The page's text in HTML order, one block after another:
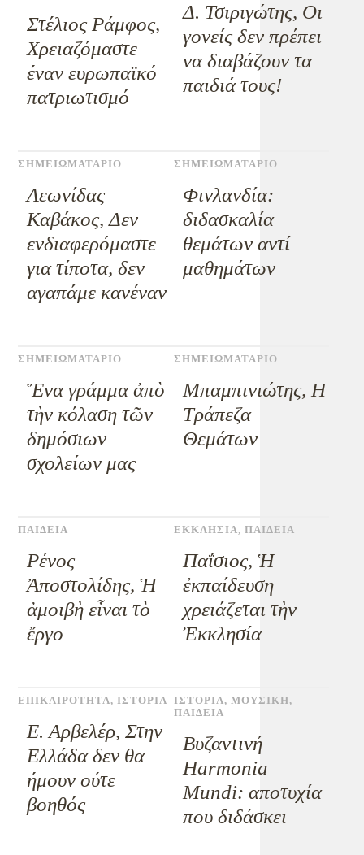
Στέλιος Ράμφος,
Χρειαζόμαστε
έναν ευρωπαϊκό
πατριωτισμό
Δ. Τσιριγώτης, Οι
γονείς δεν πρέπει
να διαβάζουν τα
παιδιά τους!
ΣΗΜΕΙΩΜΑΤΑΡΙΟ
Λεωνίδας
Καβάκος, Δεν
ενδιαφερόμαστε
για τίποτα, δεν
αγαπάμε κανέναν
ΣΗΜΕΙΩΜΑΤΑΡΙΟ
Φινλανδία:
διδασκαλία
θεμάτων αντί
μαθημάτων
ΣΗΜΕΙΩΜΑΤΑΡΙΟ
Ἕνα γράμμα ἀπὸ
τὴν κόλαση τῶν
δημόσιων
σχολείων μας
ΣΗΜΕΙΩΜΑΤΑΡΙΟ
Μπαμπινιώτης, Η
Τράπεζα
Θεμάτων
ΠΑΙΔΕΙΑ
Ρένος
Ἀποστολίδης, Ἡ
ἀμοιβὴ εἶναι τὸ
ἔργο
ΕΚΚΛΗΣΙΑ, ΠΑΙΔΕΙΑ
Παΐσιος, Ἡ
ἐκπαίδευση
χρειάζεται τὴν
Ἐκκλησία
ΕΠΙΚΑΙΡΟΤΗΤΑ, ΙΣΤΟΡΙΑ
Ε. Αρβελέρ, Στην
Ελλάδα δεν θα
ήμουν ούτε
βοηθός
ΙΣΤΟΡΙΑ, ΜΟΥΣΙΚΗ,
ΠΑΙΔΕΙΑ
Βυζαντινή
Harmonia
Mundi: αποτυχία
που διδάσκει